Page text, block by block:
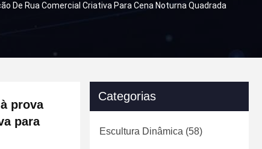
De Rua Comercial Criativa Para Cena Noturna Quadrada
prova
para
Categorias
Escultura Dinâmica (58)